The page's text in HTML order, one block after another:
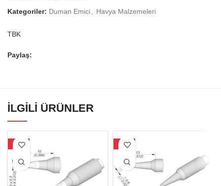
Kategoriler: Duman Emici Havya Malzemeleri
TBK
Paylaş:
İLGILI ÜRÜNLER
-27% -19%